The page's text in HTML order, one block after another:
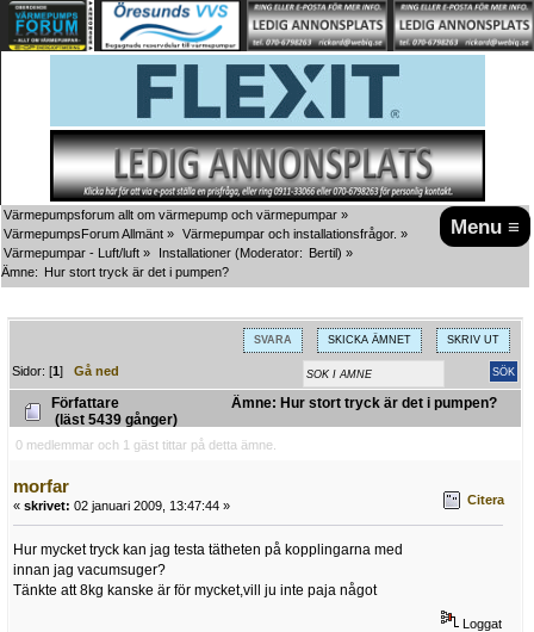
Menu ≡
Värmepumpsforum allt om värmepump och värmepumpar »
VärmepumpsForum Allmänt » Värmepumpar och installationsfrågor. »
Värmepumpar - Luft/luft » Installationer (Moderator: Bertil) »
Ämne: Hur stort tryck är det i pumpen?
SVARA SKICKA ÄMNET SKRIV UT
Sidor: [1]Gå ned
Författare
Ämne: Hur stort tryck är det i pumpen?
(läst 5439 gånger)
0 medlemmar och 1 gäst tittar på detta ämne.
morfar
« skrivet: 02 januari 2009, 13:47:44 » Citera
Hur mycket tryck kan jag testa tätheten på kopplingarna med
innan jag vacumsuger?
Tänkte att 8kg kanske är för mycket,vill ju inte paja något
Loggat